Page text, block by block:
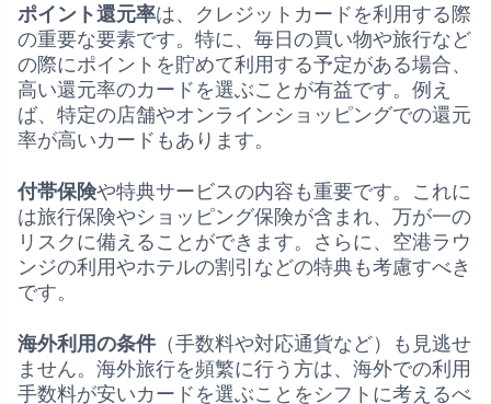
ポイント還元率は、クレジットカードを利用する際
の重要な要素です。特に、毎日の買い物や旅行など
の際にポイントを貯めて利用する予定がある場合、
高い還元率のカードを選ぶことが有益です。例え
ば、特定の店舗やオンラインショッピングでの還元
率が高いカードもあります。
付帯保険や特典サービスの内容も重要です。これに
は旅行保険やショッピング保険が含まれ、万が一の
リスクに備えることができます。さらに、空港ラウ
ンジの利用やホテルの割引などの特典も考慮すべき
です。
海外利用の条件（手数料や対応通貨など）も見逃せ
ません。海外旅行を頻繁に行う方は、海外での利用
手数料が安いカードを選ぶことをシフトに考えるべ